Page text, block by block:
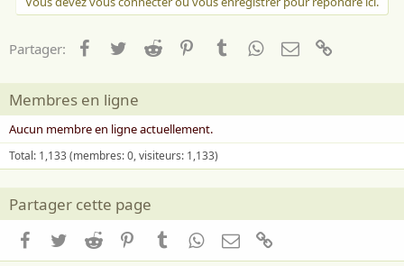
Partager: Facebook
TwitterReddit PinterestTumblrWhatsApp
Email
Membres en ligne
Aucun membre en ligne actuellement.
Total: 1,133 (membres: 0, visiteurs: 1,133)
Partager cette page
Facebook
TwitterReddit PinterestTumblrWhatsApp
Email